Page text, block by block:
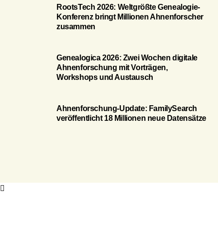
RootsTech 2026: Weltgrößte Genealogie-
Konferenz bringt Millionen Ahnenforscher
zusammen
Genealogica 2026: Zwei Wochen digitale
Ahnenforschung mit Vorträgen,
Workshops und Austausch
Ahnenforschung-Update: FamilySearch
veröffentlicht 18 Millionen neue Datensätze